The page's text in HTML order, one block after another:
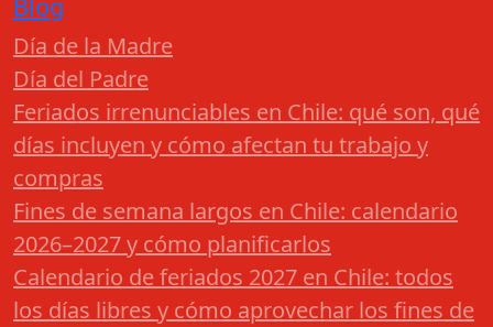
Día de la Madre
Día del Padre
Feriados irrenunciables en Chile: qué son, qué
días incluyen y cómo afectan tu trabajo y
compras
Fines de semana largos en Chile: calendario
2026–2027 y cómo planificarlos
Calendario de feriados 2027 en Chile: todos
los días libres y cómo aprovechar los fines de